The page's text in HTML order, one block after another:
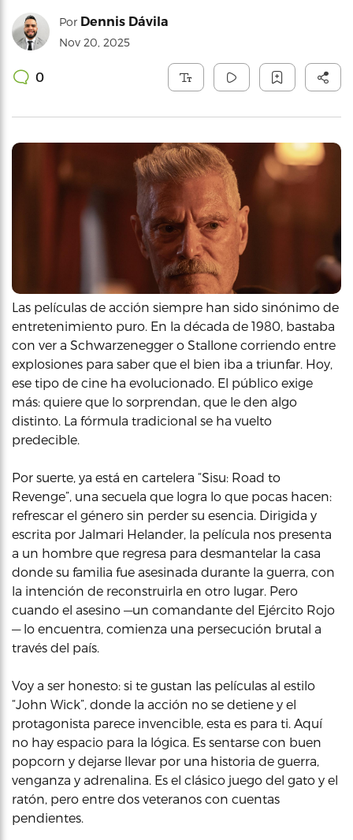
Por Dennis Dávila
Nov 20, 2025
0
Las películas de acción siempre han sido sinónimo de
entretenimiento puro. En la década de 1980, bastaba
con ver a Schwarzenegger o Stallone corriendo entre
explosiones para saber que el bien iba a triunfar. Hoy,
ese tipo de cine ha evolucionado. El público exige
más: quiere que lo sorprendan, que le den algo
distinto. La fórmula tradicional se ha vuelto
predecible.
Por suerte, ya está en cartelera “Sisu: Road to
Revenge”, una secuela que logra lo que pocas hacen:
refrescar el género sin perder su esencia. Dirigida y
escrita por Jalmari Helander, la película nos presenta
a un hombre que regresa para desmantelar la casa
donde su familia fue asesinada durante la guerra, con
la intención de reconstruirla en otro lugar. Pero
cuando el asesino —un comandante del Ejército Rojo
— lo encuentra, comienza una persecución brutal a
través del país.
Voy a ser honesto: si te gustan las películas al estilo
“John Wick”, donde la acción no se detiene y el
protagonista parece invencible, esta es para ti. Aquí
no hay espacio para la lógica. Es sentarse con buen
popcorn y dejarse llevar por una historia de guerra,
venganza y adrenalina. Es el clásico juego del gato y el
ratón, pero entre dos veteranos con cuentas
pendientes.